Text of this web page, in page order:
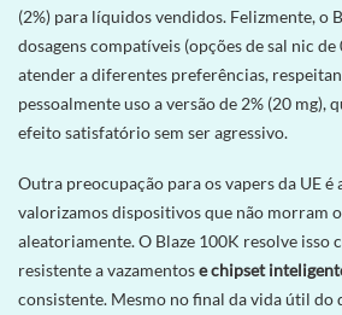
(2%) para líquidos vendidos. Felizmente, o
dosagens compatíveis (opções de sal nic de
atender a diferentes preferências,
pessoalmente uso a versão de 2% (20 mg),
efeito satisfatório sem ser agressivo.
Outra preocupação para os vapers da UE é
valorizamos dispositivos que não morram
aleatoriamente. O Blaze 100K resolve isso
resistente a vazamentose chipset
consistente. Mesmo no final da vida útil do